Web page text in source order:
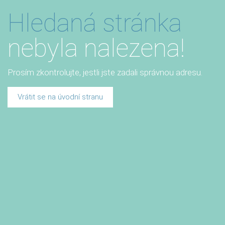
Hledaná stránka
nebyla nalezena!
Prosím zkontrolujte, jestli jste zadali správnou adresu.
Vrátit se na úvodní stranu